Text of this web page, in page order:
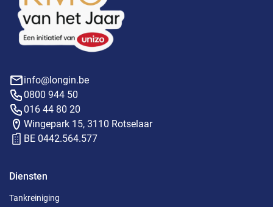
info@longin.be
0800 944 50
016 44 80 20
Wingepark 15, 3110 Rotselaar
BE 0442.564.577
Diensten
Tankreiniging